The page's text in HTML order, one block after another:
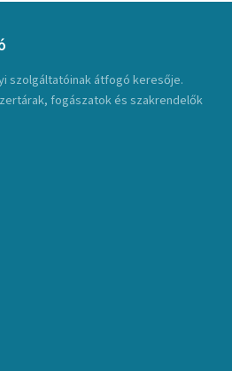
szolgáltatóinak átfogó keresője.
fogászatok és szakrendelők